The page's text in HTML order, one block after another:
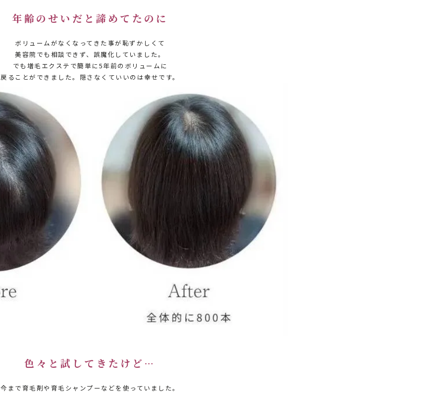
年齢のせいだと諦めてたのに
ボリュームがなくなってきた事が恥ずかしくて
美容院でも相談できず、誤魔化していました。
でも増毛エクステで簡単に5年前のボリュームに
戻ることができました。隠さなくていいのは幸せです。
色々と試してきたけど…
今まで育毛剤や育毛シャンプーなどを使っていました。